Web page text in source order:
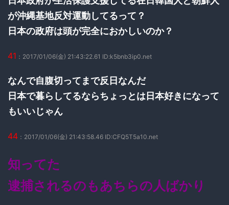
が沖縄基地反対運動してるって？
日本の政府は頭が完全におかしいのか？
41 ：2017/01/06(金) 21:43:22.61 ID:k5bnb3ip0.net
なんで自腹切ってまで反日なんだ
日本で暮らしてるならちょっとは日本好きになって
もいいじゃん
44 ：2017/01/06(金) 21:43:58.46 ID:CFQ5T5a10.net
知ってた
逮捕されるのもあちらの人ばかり